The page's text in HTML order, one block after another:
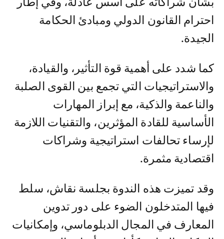
بشأن شراكاته على أسس عادلة، وفي إطار
احترام القانون الدولي ومبادئ الحكامة
الجيدة.
كما شدد على أهمية قوة التأثير، والقيادة،
والاستراتيجيات التي تجمع بين القوى الصلبة
والناعمة والذكية، مع إبراز المهارات
الأساسية للقادة المؤثرين، والتقنيات اللازمة
لإرساء تحالفات استراتيجية وشراكات
اقتصادية مثمرة.
وقد تميزت هذه الندوة بجلسة نقاش، سلط
فيها المتدخلون الضوء على دور تدوين
المعارف في المجال الدبلوماسي، وإمكانيات